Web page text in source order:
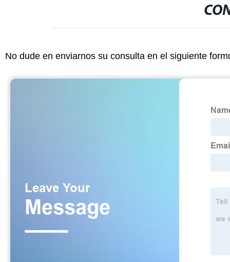
No dude en enviarnos su consulta en el siguiente